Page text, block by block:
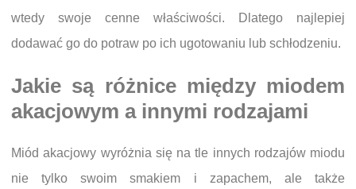
wtedy swoje cenne właściwości. Dlatego najlepiej
dodawać go do potraw po ich ugotowaniu lub schłodzeniu.
Jakie są różnice między miodem
akacjowym a innymi rodzajami
Miód akacjowy wyróżnia się na tle innych rodzajów miodu
nie tylko swoim smakiem i zapachem, ale także